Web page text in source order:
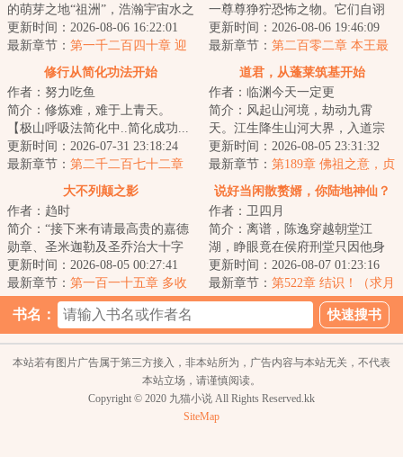
的萌芽之地“祖洲”，浩瀚宇宙水之
起源“神仓古泽”，虚暗禁区“战斧
座...
更新时间：2026-08-06 16:22:01
最新章节： 第一千二百四十章 迎
一尊尊狰狞恐怖之物。它们自诩
为仙，不死不灭。林舒认真翻阅
着仙法。他没有...
更新时间：2026-08-06 19:46:09
最新章节： 第二百零二章 本王最
擅以强凌弱
修行从简化功法开始
作者：努力吃鱼
简介：修炼难，难于上青天。
【极山呼吸法简化中..简化成功...
极山呼吸法→呼吸!】陈斐深吸了
一口气。【极...
更新时间：2026-07-31 23:18:24
最新章节： 第二千二百七十二章
道君，从蓬莱筑基开始
作者：临渊今天一定更
简介：风起山河境，劫动九霄
天。江生降生山河大界，入道宗
蓬莱，八岁许道、四载识文、六
载春秋已天道筑基...
更新时间：2026-08-05 23:31:32
最新章节： 第189章 佛祖之意，贞
龙菩萨
大不列颠之影
作者：趋时
简介：“接下来有请最高贵的嘉德
勋章、圣米迦勒及圣乔治大十字
骑士勋章、巴斯大十字骑士勋
章、维多利亚十...
更新时间：2026-08-05 00:27:41
最新章节： 第一百一十五章 多收
说好当闲散赘婿，你陆地神仙？
作者：卫四月
简介：离谱，陈逸穿越朝堂江
湖，睁眼竟在侯府刑堂只因他身
为赘婿，却在大婚之日逃婚。不
但不受侯府待见，...
更新时间：2026-08-07 01:23:16
最新章节： 第522章 结识！（求月
票）
书名：
本站若有图片广告属于第三方接入，非本站所为，广告内容与本站无关，不代表
本站立场，请谨慎阅读。
Copyright © 2020 九猫小说 All Rights Reserved.kk
SiteMap